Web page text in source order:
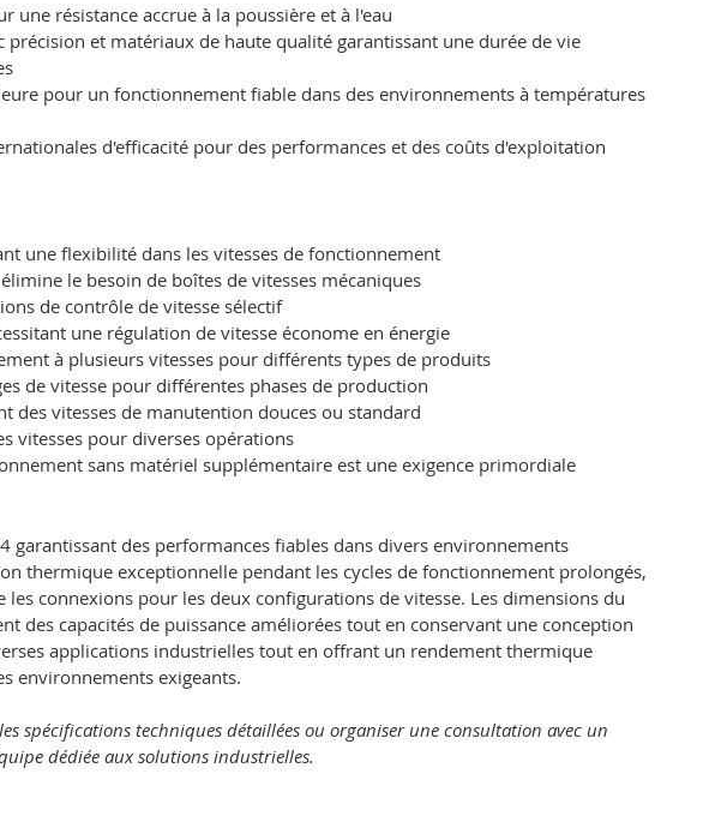
une résistance accrue à la poussière et à l'eau
et matériaux de haute qualité garantissant une durée de vie
pour un fonctionnement fiable dans des environnements à températures
d'efficacité pour des performances et des coûts d'exploitation
une flexibilité dans les vitesses de fonctionnement
le besoin de boîtes de vitesses mécaniques
de contrôle de vitesse sélectif
une régulation de vitesse économe en énergie
à plusieurs vitesses pour différents types de produits
de vitesse pour différentes phases de production
des vitesses de manutention douces ou standard
vitesses pour diverses opérations
sans matériel supplémentaire est une exigence primordiale
garantissant des performances fiables dans divers environnements
thermique exceptionnelle pendant les cycles de fonctionnement prolongés,
connexions pour les deux configurations de vitesse. Les dimensions du
des capacités de puissance améliorées tout en conservant une conception
applications industrielles tout en offrant un rendement thermique
environnements exigeants.
spécifications techniques détaillées ou organiser une consultation avec un
dédiée aux solutions industrielles.